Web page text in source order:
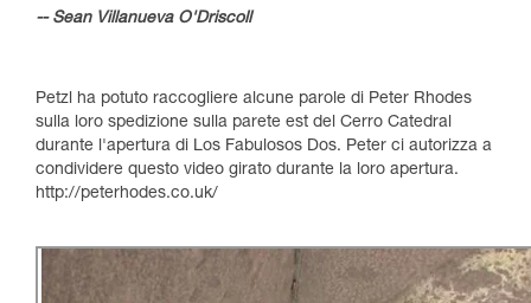
-- Sean Villanueva O'Driscoll
Petzl ha potuto raccogliere alcune parole di Peter Rhodes
sulla loro spedizione sulla parete est del Cerro Catedral
durante l'apertura di Los Fabulosos Dos. Peter ci autorizza a
condividere questo video girato durante la loro apertura.
http://peterhodes.co.uk/